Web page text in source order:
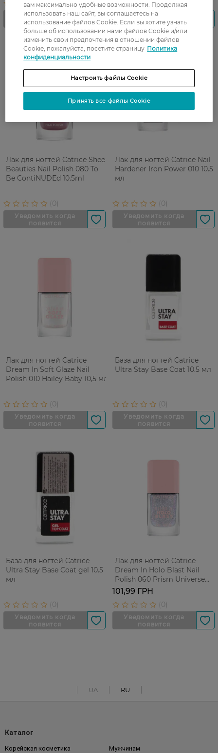
Лак для ногтей Catrice Sheer
Beauties Nail Polish 080 To
Be ContiNUDEd 10.5ml
Лак для ногтей Catrice Nail
Hardener Iron Power 010 10.5
мл
Лак для ногтей Catrice
Dream In Soft Glaze Nail
Polish 010 Hailey Baby 10,5 мл
База для ногтей Catrice
Ultra Stay Base Coat 10.5 мл
База для ногтей Catrice
Ultra Stay Base Coat gel 10.5
мл
Лак для ногтей Catrice
Dream In Holo Blast Nail
Polish 060 Prism Universe
10,5 мл
101,99 ГРН
UA RU
Каталог
Корейская косметика Мужчинам
вам максимально удобные возможности. Продолжая
использовать наш сайт, вы соглашаетесь на
использование файлов Cookie. Если вы хотите узнать
больше об использовании нами файлов Cookie и/или
изменить свои предпочтения в отношении файлов
Cookie, пожалуйста, посетите страницу Политика
конфиденциальности
Настроить файлы Cookie
Принять все файлы Cookie